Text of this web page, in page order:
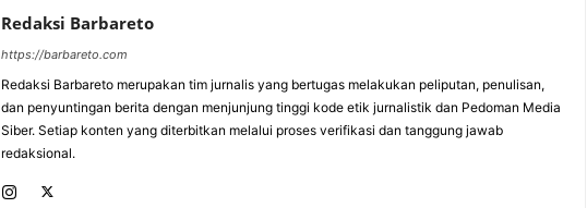
Redaksi Barbareto
https://barbareto.com
Redaksi Barbareto merupakan tim jurnalis yang bertugas melakukan peliputan, penulisan,
dan penyuntingan berita dengan menjunjung tinggi kode etik jurnalistik dan Pedoman Media
Siber. Setiap konten yang diterbitkan melalui proses verifikasi dan tanggung jawab
redaksional.